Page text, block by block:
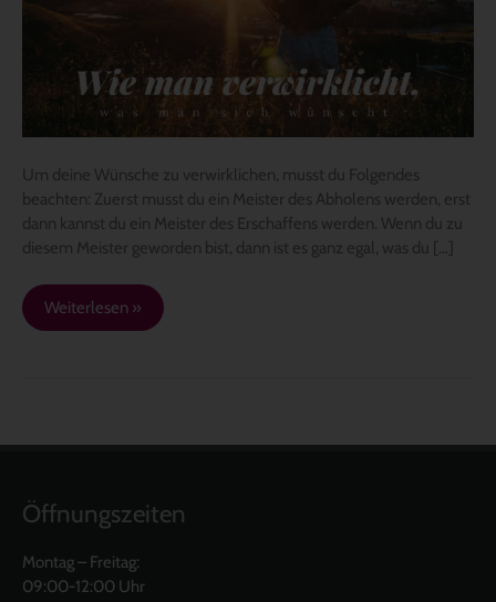
Um deine Wünsche zu verwirklichen, musst du Folgendes
beachten: Zuerst musst du ein Meister des Abholens werden, erst
dann kannst du ein Meister des Erschaffens werden. Wenn du zu
diesem Meister geworden bist, dann ist es ganz egal, was du […]
Weiterlesen »
Öffnungszeiten
Montag – Freitag:
09:00-12:00 Uhr